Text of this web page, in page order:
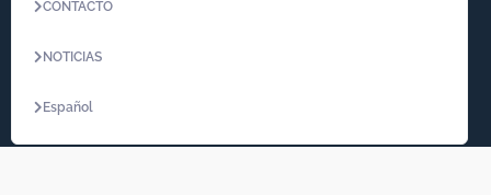
CONTACTO
NOTICIAS
Español